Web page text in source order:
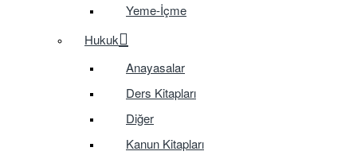
Yeme-İçme
Hukuk
Anayasalar
Ders Kitapları
Diğer
Kanun Kitapları